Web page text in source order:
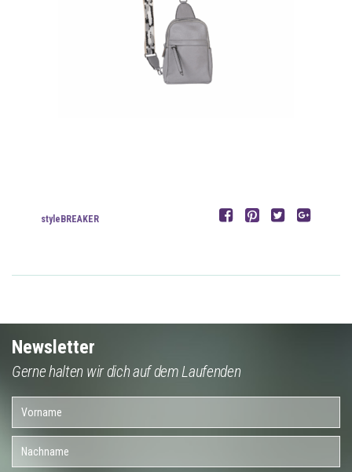
styleBREAKER
Newsletter
Gerne halten wir dich auf dem Laufenden